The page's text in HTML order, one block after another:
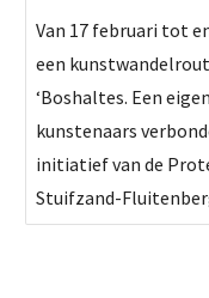
Van 17 februari tot
een
‘Boshaltes. Een
kunstenaars
initiatief van de
Stuifzand-